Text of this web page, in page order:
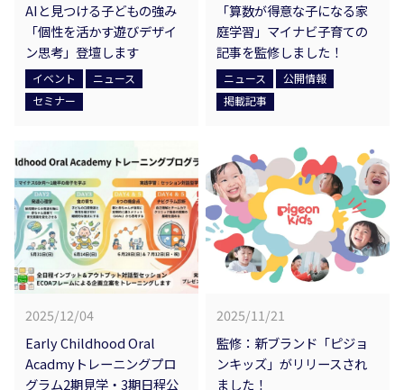
AIと見つける子どもの強み
「個性を活かす遊びデザイ
ン思考」登壇します
イベント
ニュース
セミナー
「算数が得意な子になる家
庭学習」マイナビ子育ての
記事を監修しました！
ニュース
公開情報
掲載記事
2025/12/04
Early Childhood Oral
Acadmyトレーニングプロ
グラム2期見学・3期日程公
2025/11/21
監修：新ブランド「ピジョ
ンキッズ」がリリースされ
ました！